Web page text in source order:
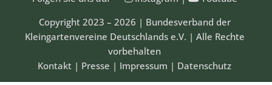
Copyright 2023 – 2026 | Bundesverband der
Kleingartenvereine Deutschlands e.V. | Alle Rechte
vorbehalten
Kontakt | Presse | Impressum | Datenschutz